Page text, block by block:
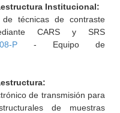
Institucional:
de técnicas de contraste
CARS y SRS
P- Equipo de
de transmisión para
de muestras